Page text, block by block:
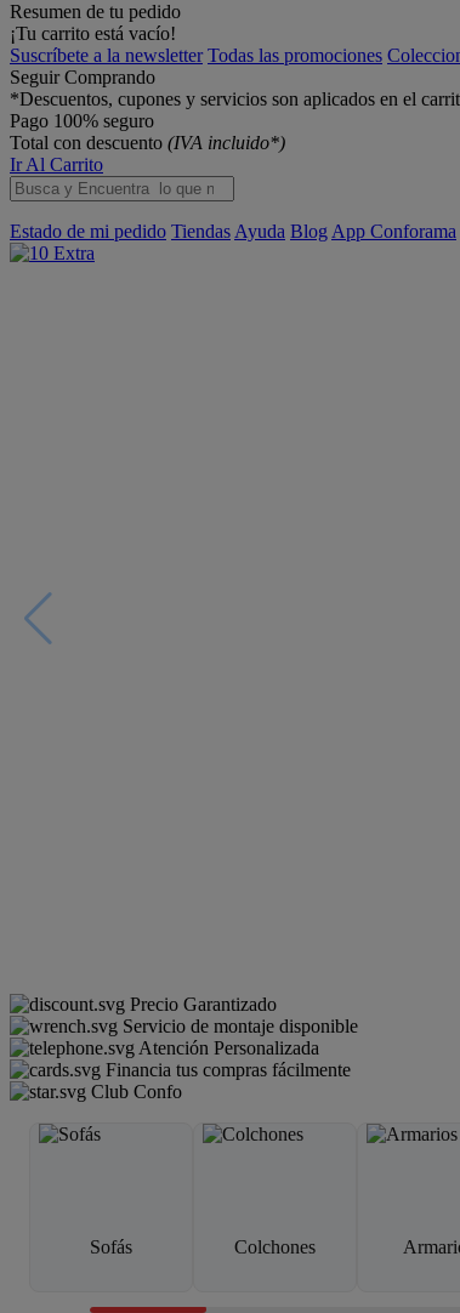
Resumen de tu pedido
¡Tu carrito está vacío!
Suscríbete a la newsletter Todas las promociones
Seguir Comprando
*Descuentos, cupones y servicios son aplicados en el
Pago 100% seguro
Total con descuento (IVA incluido*)
Ir Al Carrito
Estado de mi pedido Tiendas Ayuda Blog App Conforama
Precio Garantizado
Servicio de montaje disponible
Atención Personalizada
Financia tus compras fácilmente
Club Confo
Sofás Colchones